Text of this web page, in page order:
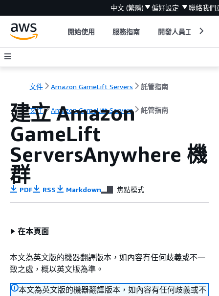
中文 (繁體) 偏好設定 聯絡我們
開始使用 服務指南 開發人員工具
文件 Amazon GameLift Servers 託管指南
文件 Amazon GameLift Servers 託管指南
建立 Amazon
GameLift
ServersAnywhere 機
群
PDF RSS Markdown 焦點模式
在本頁面
本文為英文版的機器翻譯版本，如內容有任何歧義或不一
致之處，概以英文版為準。
本文為英文版的機器翻譯版本，如內容有任何歧義或不